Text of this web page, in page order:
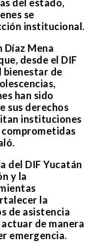
del estado,
se
institucional.
Díaz Mena
desde el DIF
bienestar de
han sido
sus derechos
instituciones
comprometidas
del DIF Yucatán
y la
la
de asistencia
de manera
emergencia.